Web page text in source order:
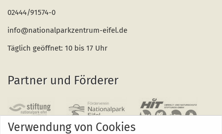
02444/91574-0
info@nationalparkzentrum-eifel.de
Täglich geöffnet: 10 bis 17 Uhr
Partner und Förderer
Verwendung von Cookies